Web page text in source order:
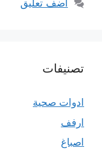
أضف تعليق
تصنيفات
ادوات صحية
ارفف
اصباغ